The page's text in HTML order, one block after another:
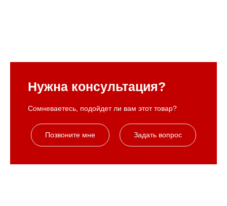
Нужна консультация?
Сомневаетесь, подойдет ли вам этот товар?
Позвоните мне Задать вопрос